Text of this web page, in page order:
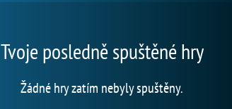
Tvoje posledně spuštěné hry
Žádné hry zatím nebyly spuštěny.